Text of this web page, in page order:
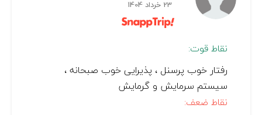
23 خرداد 1404
نقاط قوت:
رفتار خوب پرسنل ، پذیرایی خوب صبحانه ،
سیستم سرمایش و گرمایش
نقاط ضعف: